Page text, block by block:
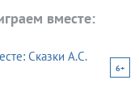
вместе:
6+